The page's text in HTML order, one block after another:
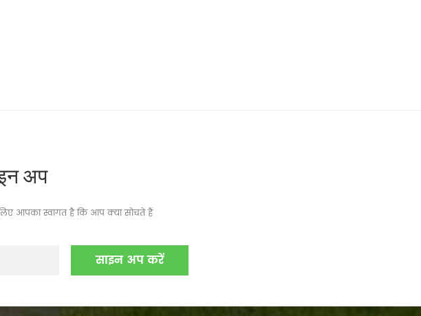
अप
आपका स्वागत है कि आप क्या सोचते हैं